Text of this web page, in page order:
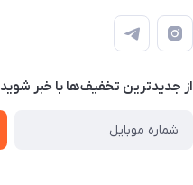
از جدید‌ترین تخفیف‌ها با‌ خبر شوید